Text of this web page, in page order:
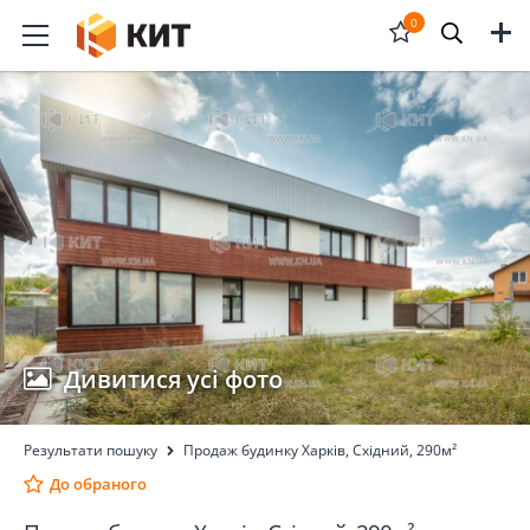
0
Відкрити
форму
пошука
Дивитися усі фото
Результати пошуку Продаж будинку Харків, Східний, 290м²
До обраного